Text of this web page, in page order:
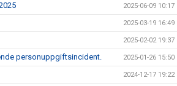
2025-06-09 10:17
2025-03-19 16:49
2025-02-02 19:37
personuppgiftsincident. 2025-01-26 15:50
2024-12-17 19:22